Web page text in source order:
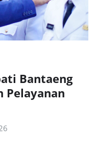
Bantaeng
Pelayanan